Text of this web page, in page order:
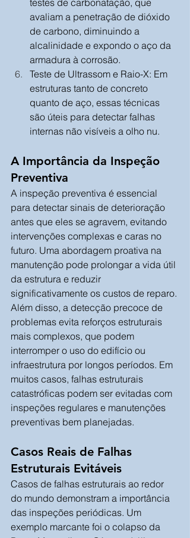
testes de carbonatação, que
avaliam a penetração de dióxido
de carbono, diminuindo a
alcalinidade e expondo o aço da
armadura à corrosão.
Teste de Ultrassom e Raio-X: Em
estruturas tanto de concreto
quanto de aço, essas técnicas
são úteis para detectar falhas
internas não visíveis a olho nu.
A Importância da Inspeção
Preventiva
A inspeção preventiva é essencial
para detectar sinais de deterioração
antes que eles se agravem, evitando
intervenções complexas e caras no
futuro. Uma abordagem proativa na
manutenção pode prolongar a vida útil
da estrutura e reduzir
significativamente os custos de reparo.
Além disso, a detecção precoce de
problemas evita reforços estruturais
mais complexos, que podem
interromper o uso do edifício ou
infraestrutura por longos períodos. Em
muitos casos, falhas estruturais
catastróficas podem ser evitadas com
inspeções regulares e manutenções
preventivas bem planejadas.
Casos Reais de Falhas
Estruturais Evitáveis
Casos de falhas estruturais ao redor
do mundo demonstram a importância
das inspeções periódicas. Um
exemplo marcante foi o colapso da